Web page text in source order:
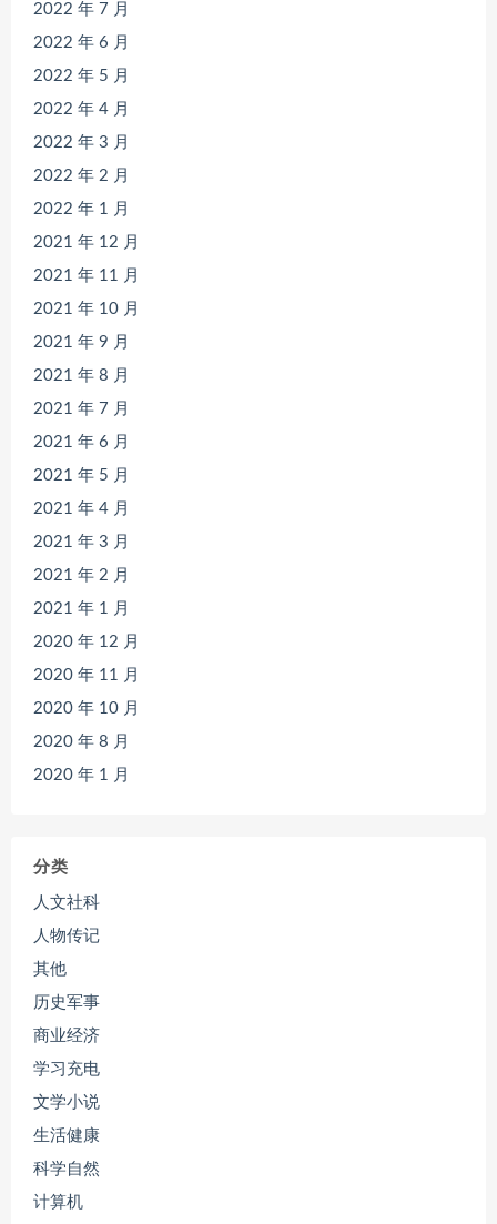
2022 年 7 月
2022 年 6 月
2022 年 5 月
2022 年 4 月
2022 年 3 月
2022 年 2 月
2022 年 1 月
2021 年 12 月
2021 年 11 月
2021 年 10 月
2021 年 9 月
2021 年 8 月
2021 年 7 月
2021 年 6 月
2021 年 5 月
2021 年 4 月
2021 年 3 月
2021 年 2 月
2021 年 1 月
2020 年 12 月
2020 年 11 月
2020 年 10 月
2020 年 8 月
2020 年 1 月
分类
人文社科
人物传记
其他
历史军事
商业经济
学习充电
文学小说
生活健康
科学自然
计算机